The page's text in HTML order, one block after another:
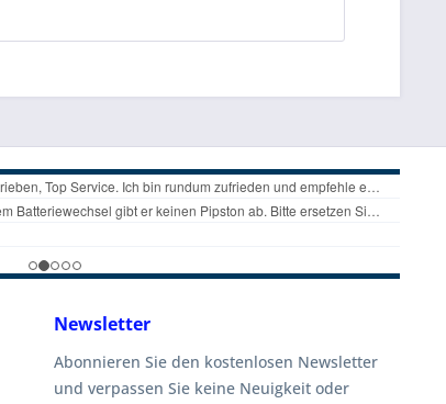
Newsletter
Abonnieren Sie den kostenlosen Newsletter
und verpassen Sie keine Neuigkeit oder